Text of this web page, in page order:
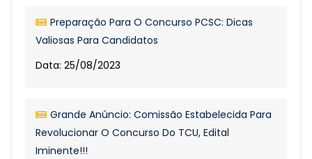
Preparação Para O Concurso PCSC: Dicas
Valiosas Para Candidatos
Data: 25/08/2023
Grande Anúncio: Comissão Estabelecida Para
Revolucionar O Concurso Do TCU, Edital
Iminente!!!